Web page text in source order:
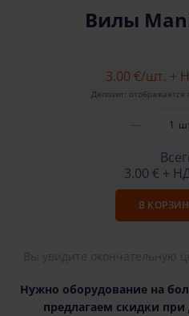
Вилы
3.00 €/шт. +
Депозит: отображается
3.00 € +
В
Вы увидите окончательную
Нужно оборудование на
предлагаем скидки